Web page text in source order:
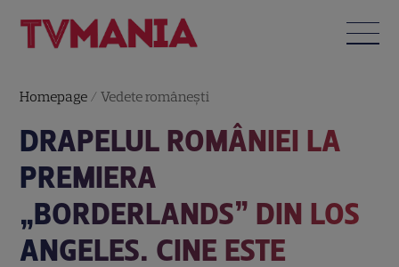
Homepage /Vedete româneşti
DRAPELUL ROMÂNIEI LA
PREMIERA
„BORDERLANDS” DIN LOS
ANGELES. CINE ESTE